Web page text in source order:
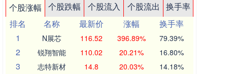
个股涨幅 个股跌幅 个股流入 个股流出
换手率
排名
名称 最新价 涨幅
换手率
1
N展芯 116.52 396.89% 79.39%
2 锐翔智能 110.02 20.21% 16.80%
3 志特新材 14.8 20.03% 14.18%